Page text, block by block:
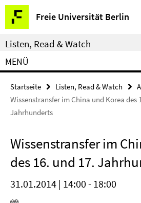
Springe
direkt
zu
Inhalt
Freie Universität Berlin
Service-
Navigation
Listen, Read & Watch
MENÜ
Startseite Listen, Read & Watch
Wissenstransfer im China und Korea des
Jahrhunderts
Wissenstransfer im
des 16. und 17.
31.01.2014 | 14:00 - 18:00